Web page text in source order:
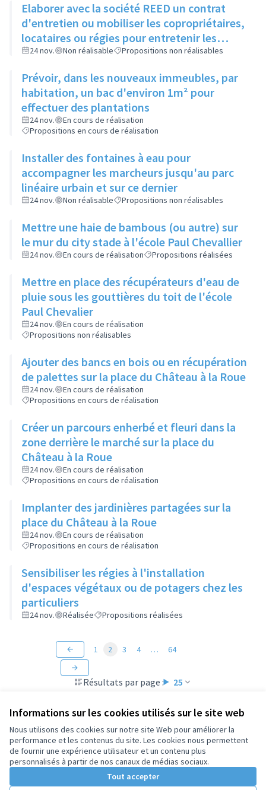
Informations sur les cookies utilisés sur le site web
Nous utilisons des cookies sur notre site Web pour améliorer la
performance et les contenus du site. Les cookies nous permettent
de fournir une expérience utilisateur et un contenu plus
personnalisés à partir de nos canaux de médias sociaux.
Tout accepter
Elaborer avec la société REED un contrat
d'entretien ou mobiliser les copropriétaires,
locataires ou régies pour entretenir les
espaces verts entre bâtiments
24 nov. Non réalisable Propositions non réalisables
Prévoir, dans les nouveaux immeubles, par
habitation, un bac d'environ 1m² pour
effectuer des plantations
24 nov.
En cours de réalisation
Propositions en cours de réalisation
Installer des fontaines à eau pour
accompagner les marcheurs jusqu'au parc
linéaire urbain et sur ce dernier
24 nov. Non réalisable Propositions non réalisables
Mettre une haie de bambous (ou autre) sur
le mur du city stade à l'école Paul Chevallier
24 nov. En cours de réalisation Propositions réalisées
Mettre en place des récupérateurs d'eau de
pluie sous les gouttières du toit de l'école
Paul Chevalier
24 nov.
En cours de réalisation
Propositions non réalisables
Ajouter des bancs en bois ou en récupération
de palettes sur la place du Château à la Roue
24 nov.
En cours de réalisation
Propositions en cours de réalisation
Créer un parcours enherbé et fleuri dans la
zone derrière le marché sur la place du
Château à la Roue
24 nov.
En cours de réalisation
Propositions en cours de réalisation
Implanter des jardinières partagées sur la
place du Château à la Roue
24 nov.
En cours de réalisation
Propositions en cours de réalisation
Sensibiliser les régies à l'installation
d'espaces végétaux ou de potagers chez les
particuliers
24 nov. Réalisée Propositions réalisées
Résultats par page : 25
1 2 3 4 … 64
Conditions d'utilisation
Paramètres des cookies